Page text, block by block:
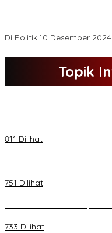
Di Politik|10 Desember 2024
Topik
811 Dilihat
751 Dilihat
733 Dilihat